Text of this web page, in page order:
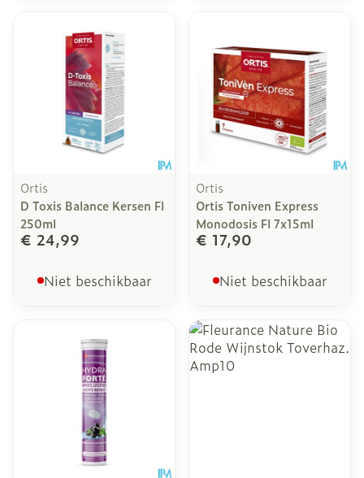
Ortis
D Toxis Balance Kersen Fl
250ml
€ 24,99
Niet beschikbaar
Ortis
Ortis Toniven Express
Monodosis Fl 7x15ml
€ 17,90
Niet beschikbaar